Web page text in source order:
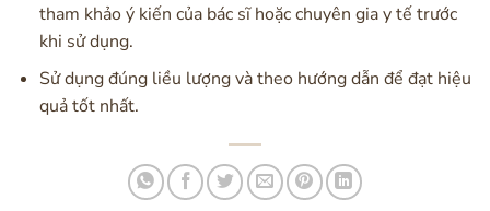
tham khảo ý kiến của bác sĩ hoặc chuyên gia y tế trước
khi sử dụng.
Sử dụng đúng liều lượng và theo hướng dẫn để đạt hiệu
quả tốt nhất.